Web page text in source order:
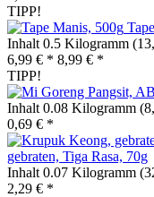
TIPP!
Inhalt 0.5 Kilogramm
6,99 € * 8,99 € *
TIPP!
Inhalt 0.08 Kilogramm
0,69 € *
gebraten, Tiga Rasa, 70g
Inhalt 0.07 Kilogramm
2,29 € *